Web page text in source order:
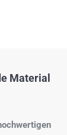
Material